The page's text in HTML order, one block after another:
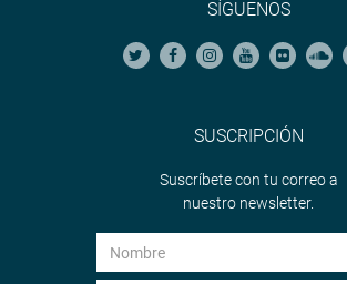
SÍGUENOS
SUSCRIPCIÓN
Suscríbete con tu correo a
nuestro newsletter.